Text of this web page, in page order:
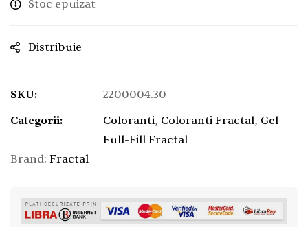
Stoc epuizat
Distribuie
SKU:
2200004.30
Categorii:
Coloranti, Coloranti Fractal, Gel
Full-Fill Fractal
Brand: Fractal